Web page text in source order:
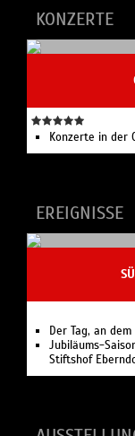
EREIGNISSE
Der Tag, an
Jubiläums-
Finnegan